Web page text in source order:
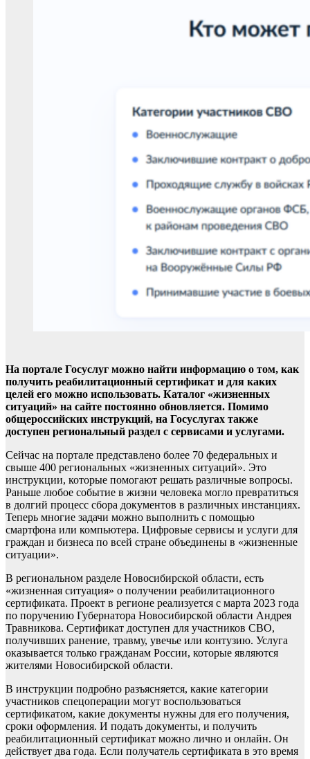
На портале Госуслуг можно найти информацию о том, как
получить реабилитационный сертификат и для каких
целей его можно использовать. Каталог «жизненных
ситуаций» на сайте постоянно обновляется. Помимо
общероссийских инструкций, на Госуслугах также
доступен региональный раздел с сервисами и услугами.
Сейчас на портале представлено более 70 федеральных и
свыше 400 региональных «жизненных ситуаций». Это
инструкции, которые помогают решать различные вопросы.
Раньше любое событие в жизни человека могло превратиться
в долгий процесс сбора документов в различных инстанциях.
Теперь многие задачи можно выполнить с помощью
смартфона или компьютера. Цифровые сервисы и услуги для
граждан и бизнеса по всей стране объединены в «жизненные
ситуации».
В региональном разделе Новосибирской области, есть
«жизненная ситуация» о получении реабилитационного
сертификата. Проект в регионе реализуется с марта 2023 года
по поручению Губернатора Новосибирской области Андрея
Травникова. Сертификат доступен для участников СВО,
получивших ранение, травму, увечье или контузию. Услуга
оказывается только гражданам России, которые являются
жителями Новосибирской области.
В инструкции подробно разъясняется, какие категории
участников спецоперации могут воспользоваться
сертификатом, какие документы нужны для его получения,
сроки оформления. И подать документы, и получить
реабилитационный сертификат можно лично и онлайн. Он
действует два года. Если получатель сертификата в это время